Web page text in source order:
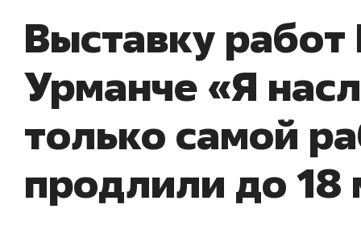
Выставку работ
Урманче «Я
только самой
продлили до 18
правил, бизнес может
потерять минимум
Как бизнесу выйти на зарубежные
рынки, почему надо знать аксакалов и
чем интересен Оман?